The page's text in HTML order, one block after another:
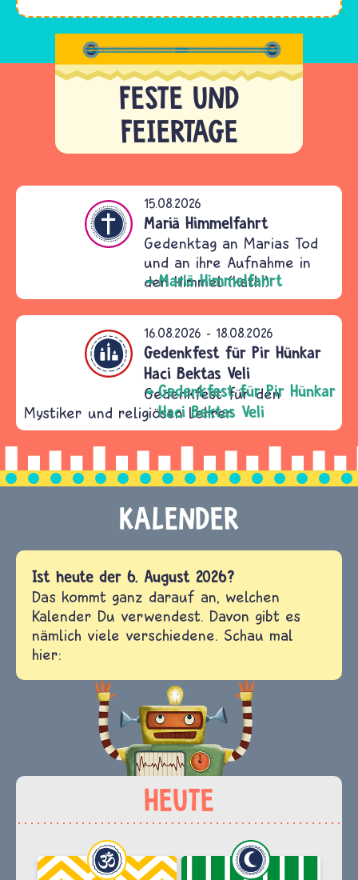
15.08.2026
Mariä Himmelfahrt
Gedenktag an Marias Tod
und an ihre Aufnahme in
den Himmel (kath.)
Mariä Himmelfahrt
16.08.2026 - 18.08.2026
Gedenkfest für Pir Hünkar
Haci Bektas Veli
Gedenkfest für den
Mystiker und religiösen Lehrer
Gedenkfest für Pir Hünkar
Haci Bektas Veli
Ist heute der 6. August 2026?
Das kommt ganz darauf an, welchen
Kalender Du verwendest. Davon gibt es
nämlich viele verschiedene. Schau mal
hier: